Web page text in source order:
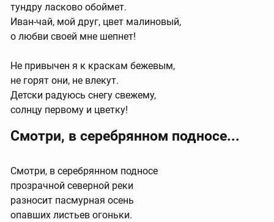
тундру ласково обоймет.
Иван-чай, мой друг, цвет малиновый,
о любви своей мне шепнет!
Не привычен я к краскам бежевым,
не горят они, не влекут.
Детски радуюсь снегу свежему,
солнцу первому и цветку!
Смотри, в серебрянном подносе...
Смотри, в серебрянном подносе
прозрачной северной реки
разносит пасмурная осень
опавших листьев огоньки.